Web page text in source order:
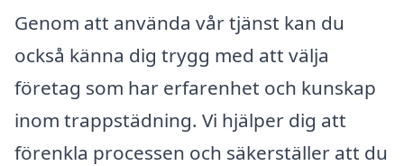
Genom att använda vår tjänst kan du
också känna dig trygg med att välja
företag som har erfarenhet och kunskap
inom trappstädning. Vi hjälper dig att
förenkla processen och säkerställer att du